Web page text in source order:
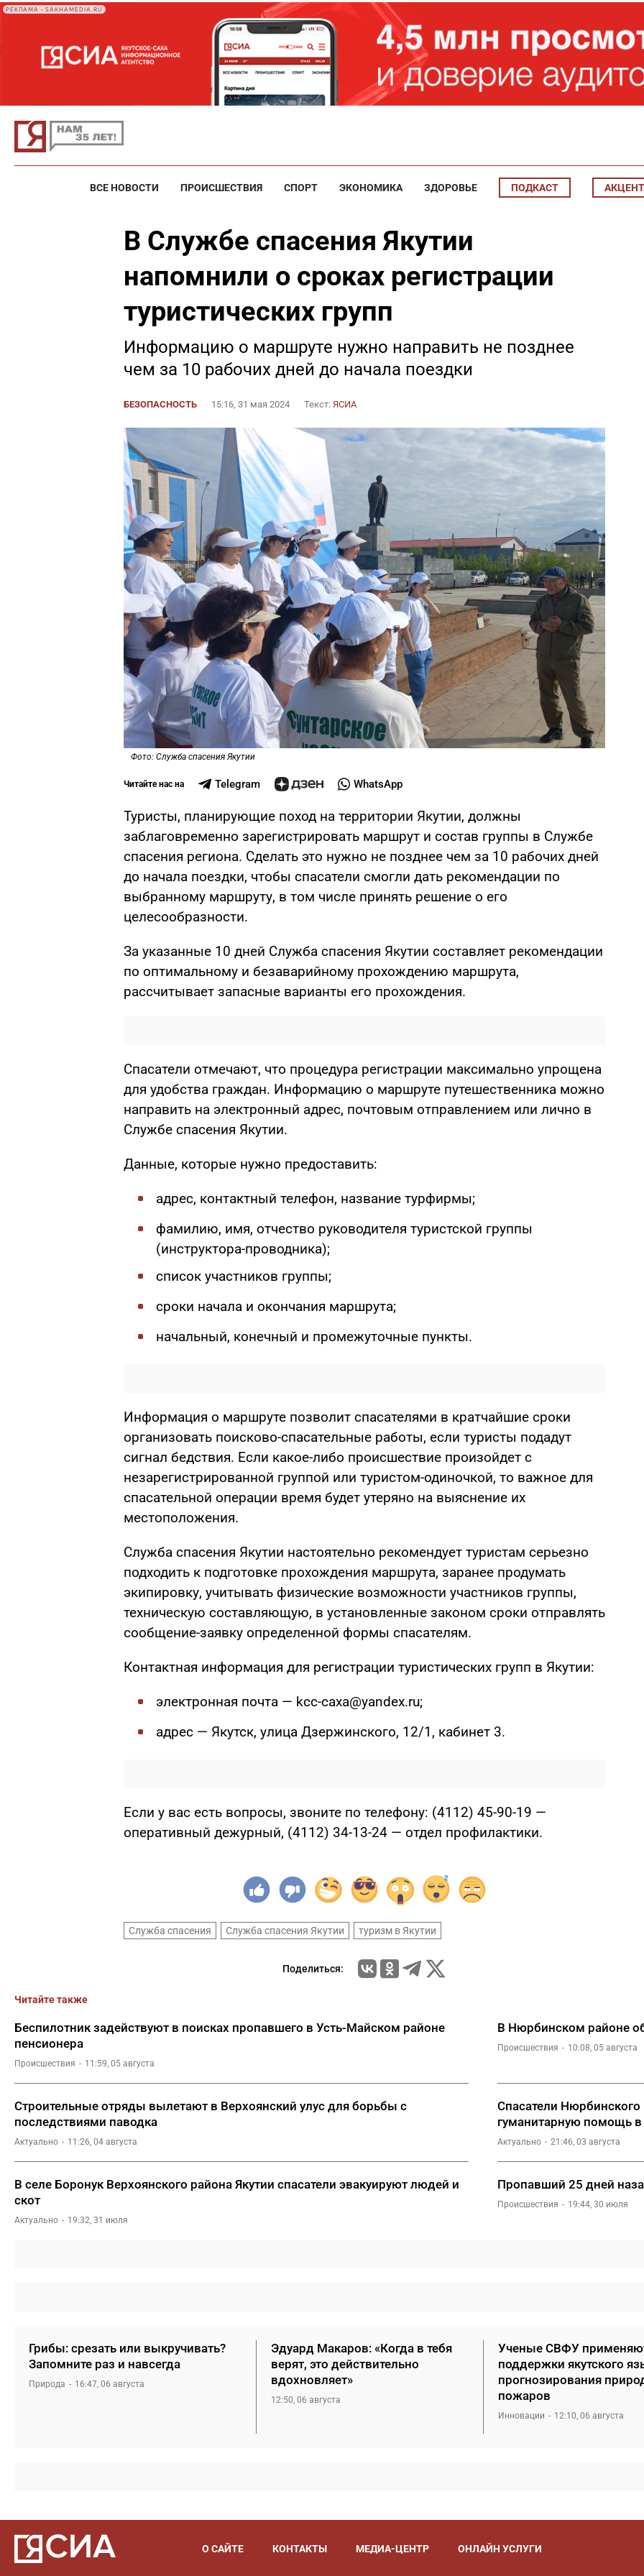
РЕКЛАМА • SAKHAMEDIA.RU
ВСЕ НОВОСТИ ПРОИСШЕСТВИЯ СПОРТ ЭКОНОМИКА ЗДОРОВЬЕ ПОДКАСТ АКЦЕНТ
В Службе спасения Якутии
напомнили о сроках регистрации
туристических групп
Информацию о маршруте нужно направить не позднее
чем за 10 рабочих дней до начала поездки
БЕЗОПАСНОСТЬ 15:16, 31 мая 2024 Текст: ЯСИА
Фото: Служба спасения Якутии
Читайте нас на Telegram WhatsApp
Туристы, планирующие поход на территории Якутии, должны
заблаговременно зарегистрировать маршрут и состав группы в Службе
спасения региона. Сделать это нужно не позднее чем за 10 рабочих дней
до начала поездки, чтобы спасатели смогли дать рекомендации по
выбранному маршруту, в том числе принять решение о его
целесообразности.
За указанные 10 дней Служба спасения Якутии составляет рекомендации
по оптимальному и безаварийному прохождению маршрута,
рассчитывает запасные варианты его прохождения.
Спасатели отмечают, что процедура регистрации максимально упрощена
для удобства граждан. Информацию о маршруте путешественника можно
направить на электронный адрес, почтовым отправлением или лично в
Службе спасения Якутии.
Данные, которые нужно предоставить:
адрес, контактный телефон, название турфирмы;
фамилию, имя, отчество руководителя туристской группы
(инструктора-проводника);
список участников группы;
сроки начала и окончания маршрута;
начальный, конечный и промежуточные пункты.
Информация о маршруте позволит спасателями в кратчайшие сроки
организовать поисково-спасательные работы, если туристы подадут
сигнал бедствия. Если какое-либо происшествие произойдет с
незарегистрированной группой или туристом-одиночкой, то важное для
спасательной операции время будет утеряно на выяснение их
местоположения.
Служба спасения Якутии настоятельно рекомендует туристам серьезно
подходить к подготовке прохождения маршрута, заранее продумать
экипировку, учитывать физические возможности участников группы,
техническую составляющую, в установленные законом сроки отправлять
сообщение-заявку определенной формы спасателям.
Контактная информация для регистрации туристических групп в Якутии:
электронная почта — kcc-caxa@yandex.ru;
адрес — Якутск, улица Дзержинского, 12/1, кабинет 3.
Если у вас есть вопросы, звоните по телефону: (4112) 45-90-19 —
оперативный дежурный, (4112) 34-13-24 — отдел профилактики.
Служба спасения Служба спасения Якутии туризм в Якутии
Поделиться:
Читайте также
Беспилотник задействуют в поисках пропавшего в Усть-Майском районе
пенсионера
Происшествия 11:59, 05 августа
В Нюрбинском районе
Происшествия 10:08, 05 августа
Строительные отряды вылетают в Верхоянский улус для борьбы с
последствиями паводка
Актуально 11:26, 04 августа
Спасатели Нюрбинского
гуманитарную помощь в
Актуально 21:46, 03 августа
В селе Боронук Верхоянского района Якутии спасатели эвакуируют людей и
скот
Актуально 19:32, 31 июля
Пропавший 25 дней
Происшествия 19:44, 30 июля
Грибы: срезать или выкручивать?
Запомните раз и навсегда
Природа 16:47, 06 августа
Эдуард Макаров: «Когда в тебя
верят, это действительно
вдохновляет»
12:50, 06 августа
Ученые СВФУ
поддержки якутского
прогнозирования
пожаров
Инновации 12:10, 06 августа
О САЙТЕ КОНТАКТЫ МЕДИА-ЦЕНТР ОНЛАЙН УСЛУГИ